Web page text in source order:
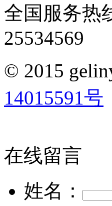
全国服务热
25534569
© 2015
14015591号
在线留言
姓名：